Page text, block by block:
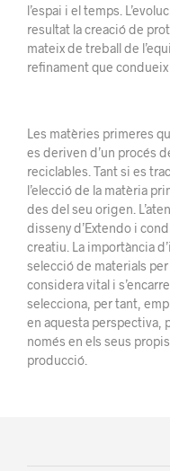
l’espai i el temps.
resultat la creació de
mateix de treball de
refinament que condueix
Les matèries primeres
es deriven d’un procés
reciclables. Tant si es
l’elecció de la matèria
des del seu origen.
disseny d’Extendo i
creatiu. La importància
selecció de materials
considera vital i
selecciona, per tant,
en aquesta perspectiva,
només en els seus
producció.